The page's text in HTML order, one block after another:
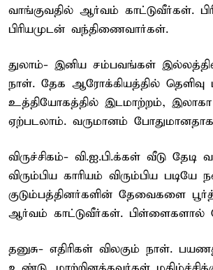
வாங்குவதில் ஆர்வம் காட்டுவீர்கள்.
பிரியமுடன் வந்திணைவார்கள்.
துலாம்- இனிய சம்பவங்கள்
நாள். தேக ஆரோக்கியத்தில் தெளிவு
உத்தியோகத்தில் இடமாற்றம்,
ஏற்படலாம். வருமானம் போதுமானதாக
விருச்சிகம்- வி.ஐ.பி.க்கள் வீடு தேடி
விரும்பிய காரியம் விரும்பிய படியே
குடும்பத்தினர்களின் தேவைகளை
ஆர்வம் காட்டுவீர்கள். பிள்ளைகளால்
தனுசு- எதிரிகள் விலகும் நாள்.